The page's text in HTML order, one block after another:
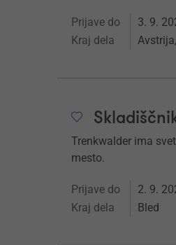
Prijave do 3. 9.
Kraj dela
Trenkwalder ima
mesto.
Prijave do 2. 9.
Kraj dela Bled